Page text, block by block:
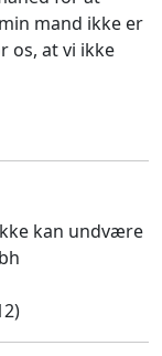
mand ikke er
os, at vi ikke
kan undvære